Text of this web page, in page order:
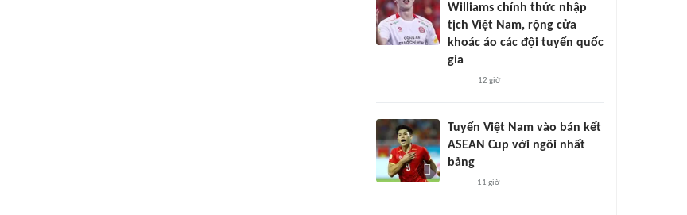
Williams chính thức nhập
tịch Việt Nam, rộng cửa
khoác áo các đội tuyển quốc
gia
12 giờ
Tuyển Việt Nam vào bán kết
ASEAN Cup với ngôi nhất
bảng
11 giờ